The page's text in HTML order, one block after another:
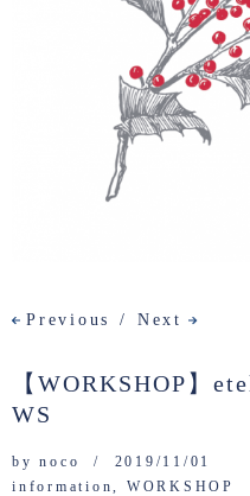
Next
Previous
【WORKSHOP】
WS
bynoco
2019/11/01
information, WORKSHOP